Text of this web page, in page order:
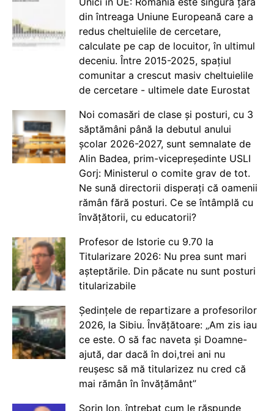
din întreaga Uniune Europeană care a
redus cheltuielile de cercetare,
calculate pe cap de locuitor, în ultimul
deceniu. Între 2015-2025, spațiul
comunitar a crescut masiv cheltuielile
de cercetare - ultimele date Eurostat
Noi comasări de clase și posturi, cu 3
săptămâni până la debutul anului
școlar 2026-2027, sunt semnalate de
Alin Badea, prim-vicepreședinte USLI
Gorj: Ministerul o comite grav de tot.
Ne sună directorii disperați că oamenii
rămân fără posturi. Ce se întâmplă cu
învățătorii, cu educatorii?
Profesor de Istorie cu 9.70 la
Titularizare 2026: Nu prea sunt mari
așteptările. Din păcate nu sunt posturi
titularizabile
Ședințele de repartizare a profesorilor
2026, la Sibiu. Învățătoare: „Am zis iau
ce este. O să fac naveta și Doamne-
ajută, dar dacă în doi,trei ani nu
reușesc să mă titularizez nu cred că
mai rămân în învățământ”
Sorin Ion, întrebat cum le răspunde